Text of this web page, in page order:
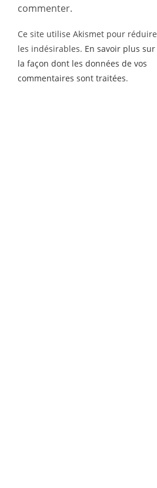
commenter.
Ce site utilise Akismet pour réduire
les indésirables. En savoir plus sur
la façon dont les données de vos
commentaires sont traitées.